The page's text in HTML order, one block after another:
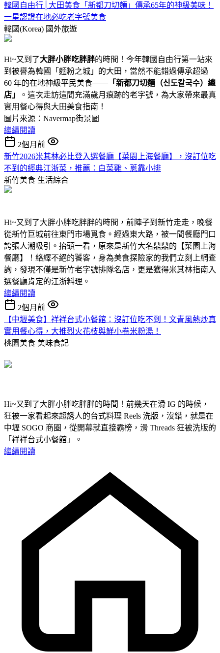
韓國自由行│大田美食「新都刀切麵」傳承65年的神級美味！
一星認證在地必吃老字號美食
韓國(Korea) 國外旅遊
Hi~又到了大胖小胖吃胖胖的時間！今年韓國自由行第一站來
到被譽為韓國「麵粉之城」的大田，當然不能錯過傳承超過
60 年的在地神級平民美食—— 「新都刀切麵（신도칼국수）總
店」
。這次走訪這間充滿歲月痕跡的老字號，為大家帶來最真
實用餐心得與大田美食指南！
圖片來源：Navermap街景圖
繼續閱讀
2個月前
新竹2026米其林必比登入選餐廳【菜園上海餐廳】，沒訂位吃
不到的經典江浙菜，推薦：白菜雞、蔥靠小排
新竹美食 生活綜合
Hi~又到了大胖小胖吃胖胖的時間，前陣子到新竹走走，晚餐
從新竹巨城前往東門市場覓食。經過東大路，被一間餐廳門口
誇張人潮吸引。抬頭一看，原來是新竹大名鼎鼎的【菜園上海
餐廳】！絡繹不絕的饕客，身為美食探險家的我們立刻上網查
詢，發現不僅是新竹老字號排隊名店，更是獲得米其林指南入
選餐廳肯定的江浙料理。
繼續閱讀
2個月前
【中壢美食】祥祥台式小餐館：沒訂位吃不到！文青風熱炒真
實用餐心得，大推烈火花枝與鮮小卷米粉湯！
桃園美食 美味食記
Hi~又到了大胖小胖吃胖胖的時間！前幾天在滑 IG 的時候，
狂被一家看起來超誘人的台式料理 Reels 洗版，沒錯，就是在
中壢 SOGO 商圈，從開幕就直接霸榜，滑 Threads 狂被洗版的
「祥祥台式小餐館」。
繼續閱讀